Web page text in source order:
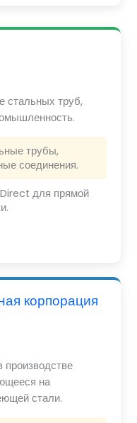
стальных труб,
трубы,
соединения.
для прямой
корпорация
на
стали.